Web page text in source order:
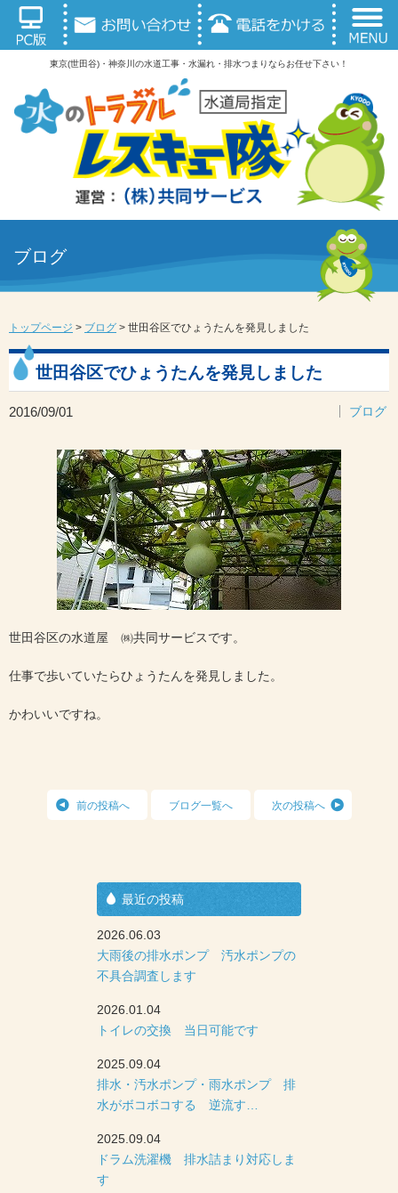
東京(世田谷)・神奈川の水道工事・水漏れ・排水つまりならお任せ下さい！
ブログ
トップページ > ブログ > 世田谷区でひょうたんを発見しました
世田谷区でひょうたんを発見しました
2016/09/01 ブログ
世田谷区の水道屋 ㈱共同サービスです。
仕事で歩いていたらひょうたんを発見しました。
かわいいですね。
前の投稿へ ブログ一覧へ 次の投稿へ
最近の投稿
2026.06.03
大雨後の排水ポンプ 汚水ポンプの
不具合調査します
2026.01.04
トイレの交換 当日可能です
2025.09.04
排水・汚水ポンプ・雨水ポンプ 排
水がボコボコする 逆流す…
2025.09.04
ドラム洗濯機 排水詰まり対応しま
す